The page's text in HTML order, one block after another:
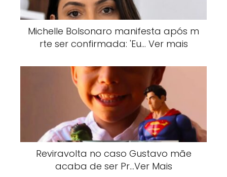
Michelle Bolsonaro manifesta após m
rte ser confirmada: 'Eu… Ver mais
Reviravolta no caso Gustavo mãe
acaba de ser Pr…Ver Mais